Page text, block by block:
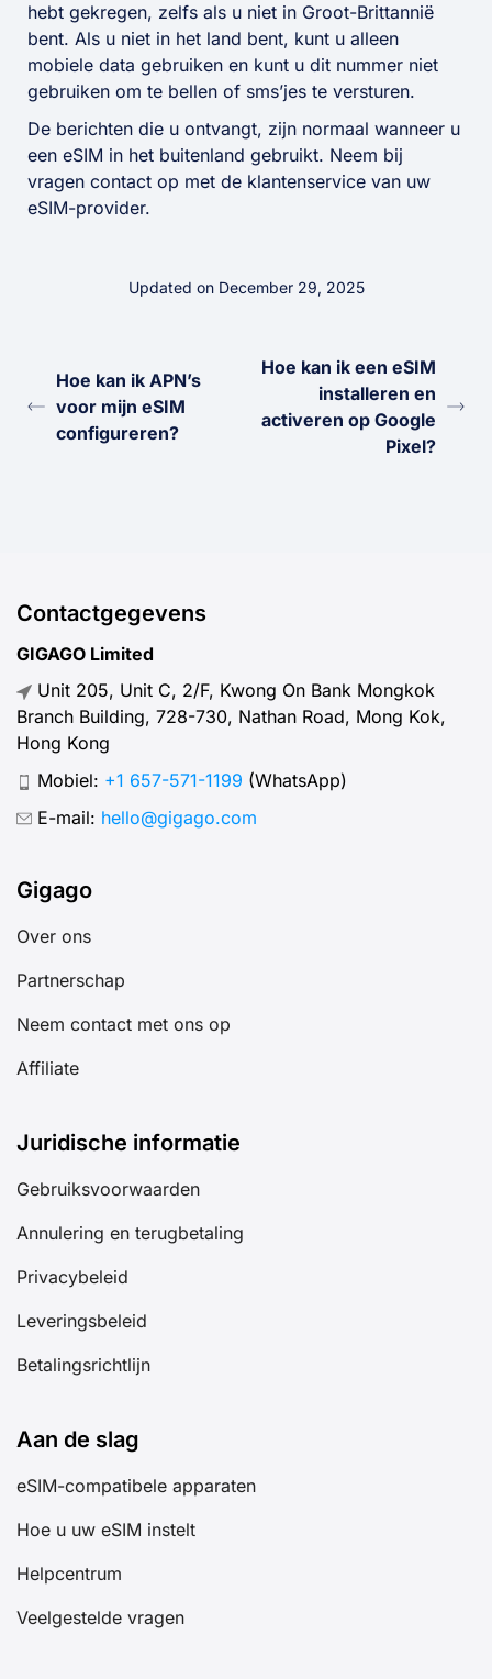
hebt gekregen, zelfs als u niet in Groot-Brittannië
bent. Als u niet in het land bent, kunt u alleen
mobiele data gebruiken en kunt u dit nummer niet
gebruiken om te bellen of sms’jes te versturen.
De berichten die u ontvangt, zijn normaal wanneer u
een eSIM in het buitenland gebruikt. Neem bij
vragen contact op met de klantenservice van uw
eSIM-provider.
Updated on December 29, 2025
Hoe kan ik APN’s
voor mijn eSIM
configureren?
Hoe kan ik een eSIM
installeren en
activeren op Google
Pixel?
Contactgegevens
GIGAGO Limited
Unit 205, Unit C, 2/F, Kwong On Bank Mongkok
Branch Building, 728-730, Nathan Road, Mong Kok,
Hong Kong
Mobiel: +1 657-571-1199 (WhatsApp)
E-mail: hello@gigago.com
Gigago
Over ons
Partnerschap
Neem contact met ons op
Affiliate
Juridische informatie
Gebruiksvoorwaarden
Annulering en terugbetaling
Privacybeleid
Leveringsbeleid
Betalingsrichtlijn
Aan de slag
eSIM-compatibele apparaten
Hoe u uw eSIM instelt
Helpcentrum
Veelgestelde vragen